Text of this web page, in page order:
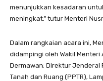
menunjukkan kesadaran
meningkat,” tutur Menteri
Dalam rangkaian acara ini,
didampingi oleh Wakil Menteri
Dermawan; Direktur
Tanah dan Ruang (PPTR),